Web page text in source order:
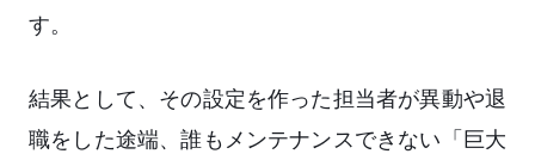
す。
結果として、その設定を作った担当者が異動や退
職をした途端、誰もメンテナンスできない「巨大